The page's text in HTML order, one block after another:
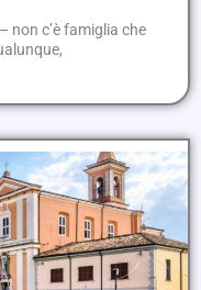
non c’è famiglia che